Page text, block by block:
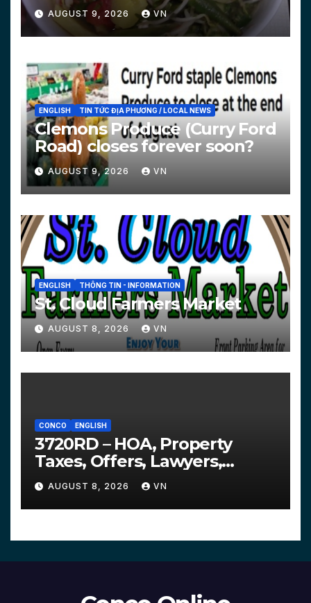
AUGUST 9, 2026 VN
ENGLISH TIN TỨC ĐỊA PHƯƠNG / LOCAL NEWS
Clemons Produce (Curry Ford
Road) closes forever soon?
AUGUST 9, 2026 VN
ENGLISH THÔNG TIN - INFORMATION
St. Cloud Farmers Market
AUGUST 8, 2026 VN
CONCO ENGLISH
3720RD – HOA, Property
Taxes, Offers, Lawyers,
Courts…
AUGUST 8, 2026 VN